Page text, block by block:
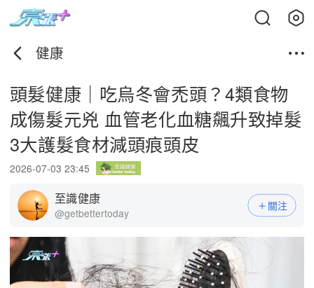
健康
頭髮健康｜吃烏冬會禿頭？4類食物
成傷髮元兇 血管老化血糖飆升致掉髮
3大護髮食材減頭痕頭皮
2026-07-03 23:45
至識健康
@getbettertoday
關注